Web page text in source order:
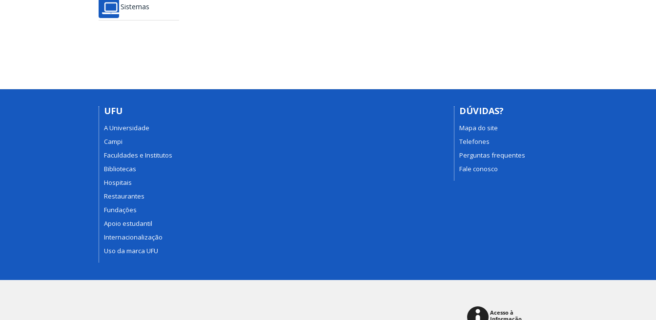
Sistemas
UFU
A Universidade
Campi
Faculdades e Institutos
Bibliotecas
Hospitais
Restaurantes
Fundações
Apoio estudantil
Internacionalização
Uso da marca UFU
DÚVIDAS?
Mapa do site
Telefones
Perguntas frequentes
Fale conosco